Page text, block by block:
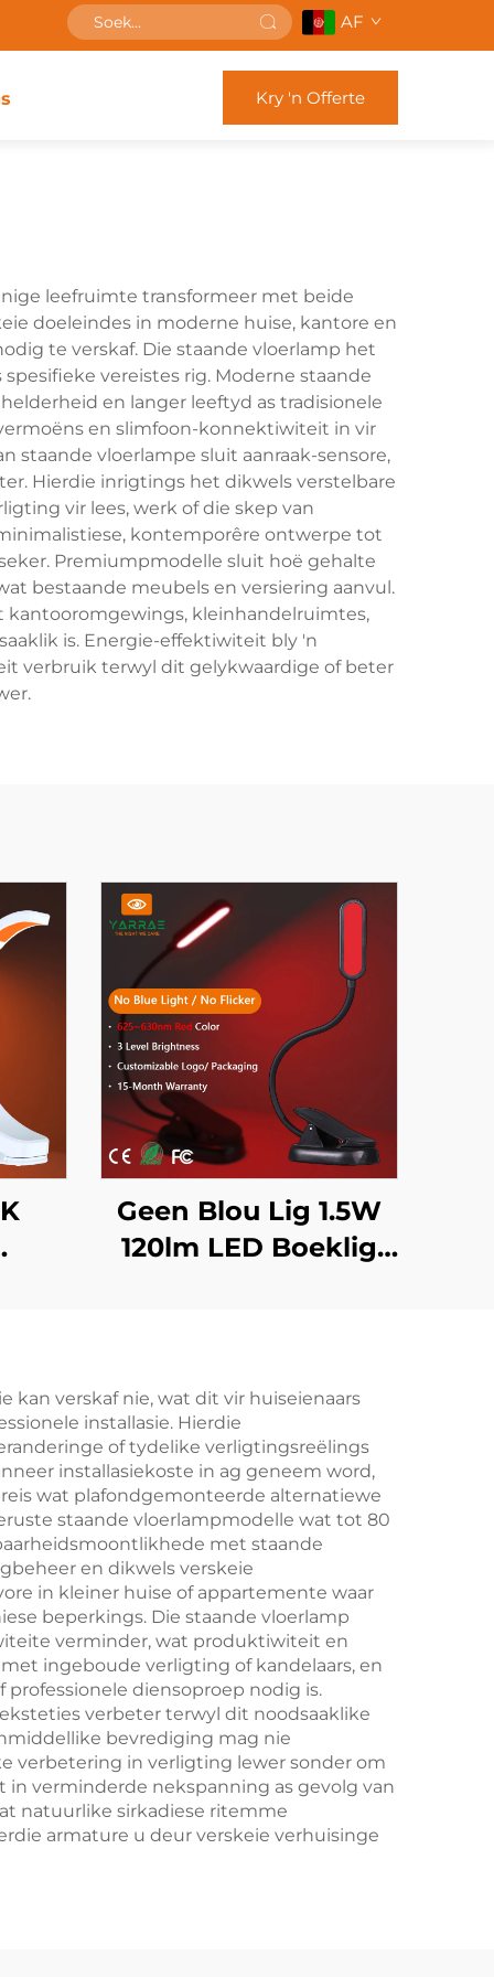
AF
Kry 'n Offerte
leefruimte transformeer met beide
doeleindes in moderne huise, kantore en
te verskaf. Die staande vloerlamp het
vereistes rig. Moderne staande
en langer leeftyd as tradisionele
en slimfoon-konnektiwiteit in vir
staande vloerlampe sluit aanraak-sensore,
Hierdie inrigtings het dikwels verstelbare
vir lees, werk of die skep van
kontemporêre ontwerpe tot
Premiumpmodelle sluit hoë gehalte
bestaande meubels en versiering aanvul.
kantooromgewings, kleinhandelruimtes,
is. Energie-effektiwiteit bly 'n
verbruik terwyl dit gelykwaardige of beter
Geen Blou Lig 1.5W
120lm LED Boeklig
Leeslig Swart
Liggaam
verskaf nie, wat dit vir huiseienaars
installasie. Hierdie
of tydelike verligtingsreëlings
installasiekoste in ag geneem word,
wat plafondgemonteerde alternatiewe
staande vloerlampmodelle wat tot 80
met staande
en dikwels verskeie
in kleiner huise of appartemente waar
beperkings. Die staande vloerlamp
verminder, wat produktiwiteit en
ingeboude verligting of kandelaars, en
diensoproep nodig is.
verbeter terwyl dit noodsaaklike
bevrediging mag nie
verbetering in verligting lewer sonder om
verminderde nekspanning as gevolg van
natuurlike sirkadiese ritemme
armature u deur verskeie verhuisinge